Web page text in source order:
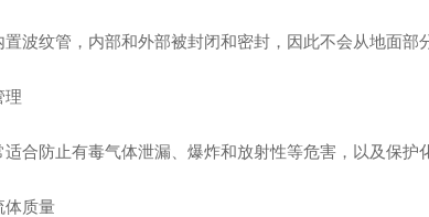
置波纹管，内部和外部被封闭和密封，因此不会从地面部
理
适合防止有毒气体泄漏、爆炸和放射性等危害，以及保护
体质量